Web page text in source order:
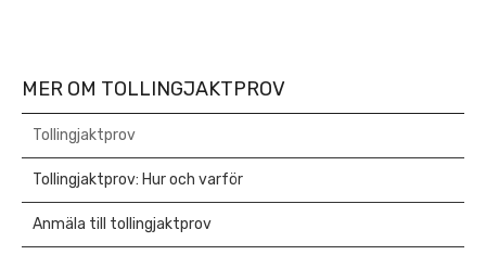
MER OM TOLLINGJAKTPROV
Tollingjaktprov
Tollingjaktprov: Hur och varför
Anmäla till tollingjaktprov